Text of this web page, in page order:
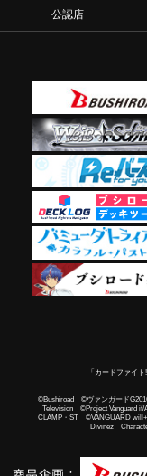
公認店
「カードファイ
©Bushiroad ©ヴァンガード
Television ©Project Vanguard
CLAMP・ST ©VANGUARD
Divinez